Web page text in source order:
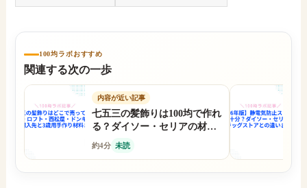
100均ラボおすすめ
関連する次の一歩
内容が近い記事
七五三の髪飾りは100均で作れ
る？ダイソー・セリアの材料
と3歳・7歳別の選び方は？
約4分 未読